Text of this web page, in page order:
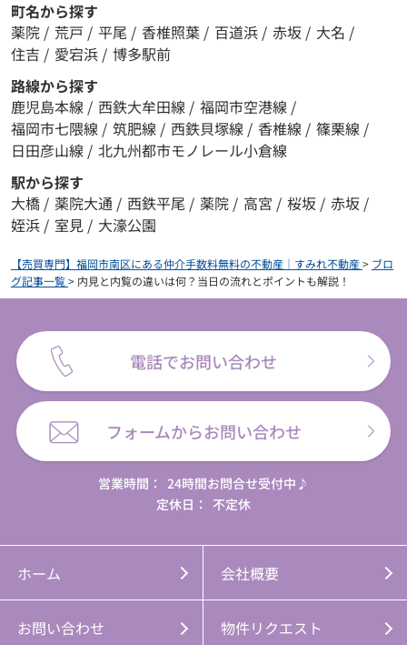
町名から探す
薬院 / 荒戸 / 平尾 / 香椎照葉 / 百道浜 / 赤坂 / 大名 /
住吉 / 愛宕浜 / 博多駅前
路線から探す
鹿児島本線 / 西鉄大牟田線 / 福岡市空港線 /
福岡市七隈線 / 筑肥線 / 西鉄貝塚線 / 香椎線 / 篠栗線 /
日田彦山線 / 北九州都市モノレール小倉線
駅から探す
大橋 / 薬院大通 / 西鉄平尾 / 薬院 / 高宮 / 桜坂 / 赤坂 /
姪浜 / 室見 / 大濠公園
【売買専門】福岡市南区にある仲介手数料無料の不動産｜すみれ不動産> ブロ
グ記事一覧> 内見と内覧の違いは何？当日の流れとポイントも解説！
電話でお問い合わせ
フォームからお問い合わせ
営業時間：
24時間お問合せ受付中♪
定休日：
不定休
ホーム 会社概要
お問い合わせ 物件リクエスト